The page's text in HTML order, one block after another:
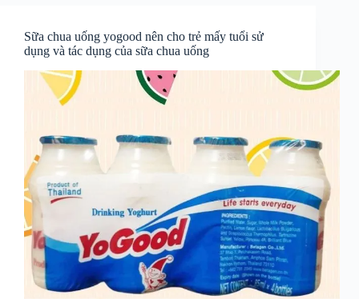
Sữa chua uống yogood nên cho trẻ mấy tuổi sử
dụng và tác dụng của sữa chua uống